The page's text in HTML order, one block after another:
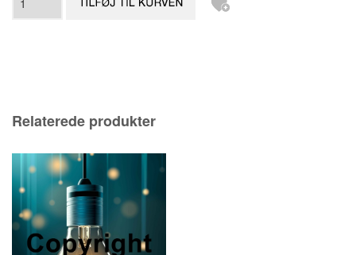
Relaterede produkter